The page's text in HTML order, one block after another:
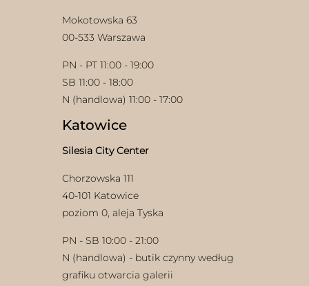
Mokotowska 63
00-533 Warszawa
PN - PT 11:00 - 19:00
SB 11:00 - 18:00
N (handlowa) 11:00 - 17:00
Katowice
Silesia City Center
Chorzowska 111
40-101 Katowice
poziom 0, aleja Tyska
PN - SB 10:00 - 21:00
N (handlowa) - butik czynny według
grafiku otwarcia galerii